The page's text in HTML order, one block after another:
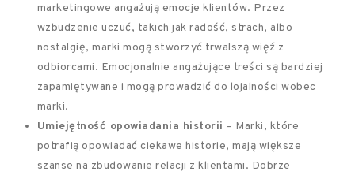
marketingowe angażują emocje klientów. Przez
wzbudzenie uczuć, takich jak radość, strach, albo
nostalgię, marki mogą stworzyć trwalszą więź z
odbiorcami. Emocjonalnie angażujące treści są bardziej
zapamiętywane i mogą prowadzić do lojalności wobec
marki.
Umiejętność opowiadania historii – Marki, które
potrafią opowiadać ciekawe historie, mają większe
szanse na zbudowanie relacji z klientami. Dobrze